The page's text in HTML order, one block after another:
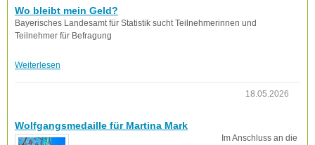
Wo bleibt mein Geld?
Bayerisches Landesamt für Statistik sucht Teilnehmerinnen und
Teilnehmer für Befragung
Weiterlesen
18.05.2026
Wolfgangsmedaille für Martina Mark
Im Anschluss an die